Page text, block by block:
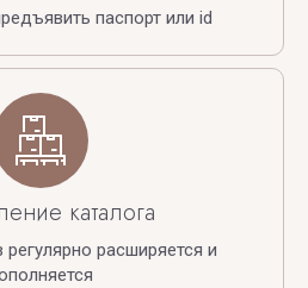
паспорт или id
каталога
регулярно расширяется и